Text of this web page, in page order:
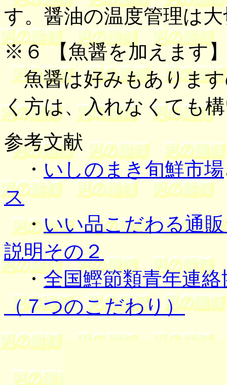
す。醤油の温度管理は
※６ 【魚醤を加えます
魚醤は好みもありま
く方は、入れなくても
参考文献
・ いしのまき旬鮮市場
ス
・いい品こだわる通
説明その２
・全国鰹節類青年連絡
（７つのこだわり）